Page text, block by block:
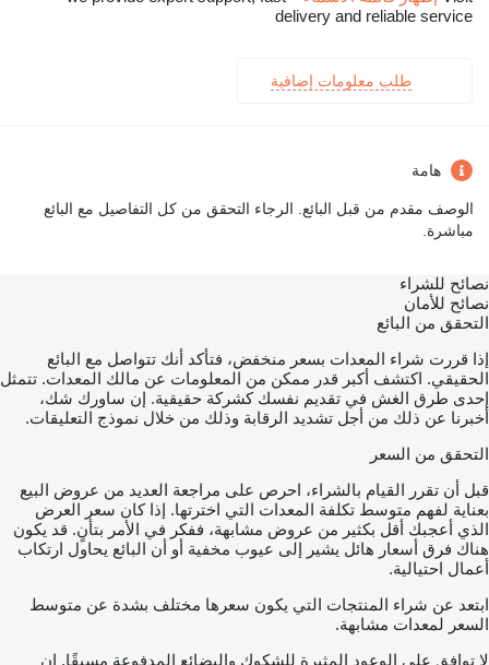
delivery and reliable service
طلب معلومات إضافية
هامة
الوصف مقدم من قبل البائع. الرجاء التحقق من كل التفاصيل مع البائع
مباشرة.
نصائح للشراء
نصائح للأمان
التحقق من البائع
إذا قررت شراء المعدات بسعر منخفض، فتأكد أنك تتواصل مع البائع
الحقيقي. اكتشف أكبر قدر ممكن من المعلومات عن مالك المعدات. تتمثل
إحدى طرق الغش في تقديم نفسك كشركة حقيقية. إن ساورك شك،
أخبرنا عن ذلك من أجل تشديد الرقابة وذلك من خلال نموذج التعليقات.
التحقق من السعر
قبل أن تقرر القيام بالشراء، احرص على مراجعة العديد من عروض البيع
بعناية لفهم متوسط تكلفة المعدات التي اخترتها. إذا كان سعر العرض
الذي أعجبك أقل بكثير من عروض مشابهة، ففكر في الأمر بتأنٍ. قد يكون
هناك فرق أسعار هائل يشير إلى عيوب مخفية أو أن البائع يحاول ارتكاب
أعمال احتيالية.
ابتعد عن شراء المنتجات التي يكون سعرها مختلف بشدة عن متوسط
السعر لمعدات مشابهة.
لا توافق على الوعود المثيرة للشكوك والبضائع المدفوعة مسبقًا. إن